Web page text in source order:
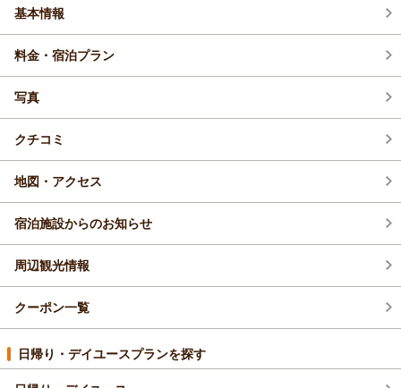
基本情報
料金・宿泊プラン
写真
クチコミ
地図・アクセス
宿泊施設からのお知らせ
周辺観光情報
クーポン一覧
日帰り・デイユースプランを探す